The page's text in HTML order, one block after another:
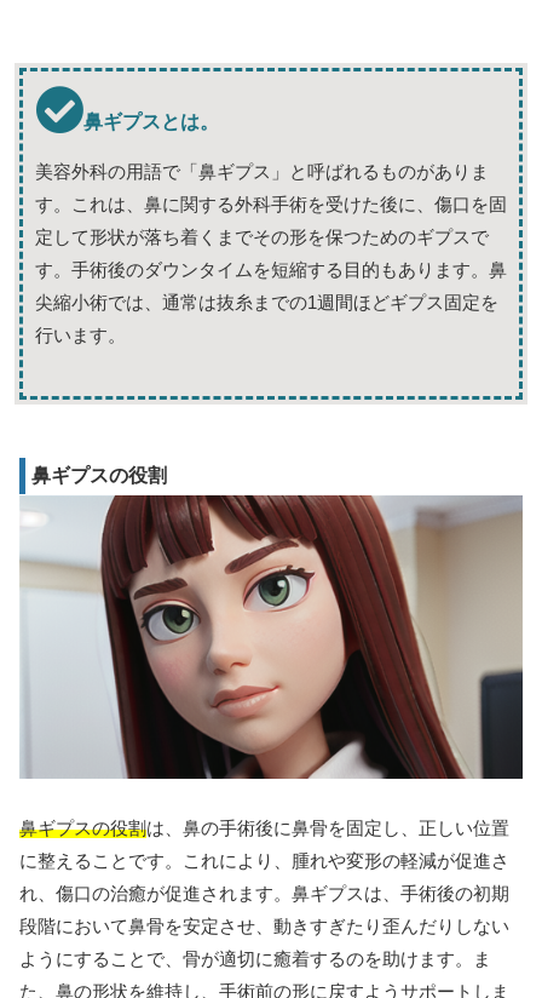
鼻ギプスとは。
美容外科の用語で「鼻ギプス」と呼ばれるものがありま
す。これは、鼻に関する外科手術を受けた後に、傷口を固
定して形状が落ち着くまでその形を保つためのギプスで
す。手術後のダウンタイムを短縮する目的もあります。鼻
尖縮小術では、通常は抜糸までの1週間ほどギプス固定を
行います。
鼻ギプスの役割
鼻ギプスの役割は、鼻の手術後に鼻骨を固定し、正しい位置
に整えることです。これにより、腫れや変形の軽減が促進さ
れ、傷口の治癒が促進されます。鼻ギプスは、手術後の初期
段階において鼻骨を安定させ、動きすぎたり歪んだりしない
ようにすることで、骨が適切に癒着するのを助けます。ま
た、鼻の形状を維持し、手術前の形に戻すようサポートしま